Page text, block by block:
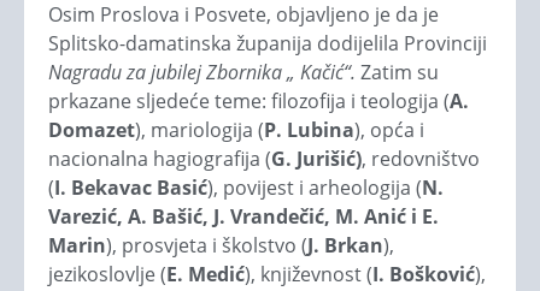
Osim Proslova i Posvete, objavljeno je da je
Splitsko-damatinska županija dodijelila Provinciji
Nagradu za jubilej Zbornika „ Kačić“. Zatim su
prkazane sljedeće teme: filozofija i teologija (A.
Domazet), mariologija (P. Lubina), opća i
nacionalna hagiografija (G. Jurišić), redovništvo
(I. Bekavac Basić), povijest i arheologija (N.
Varezić, A. Bašić, J. Vrandečić, M. Anić i E.
Marin), prosvjeta i školstvo (J. Brkan),
jezikoslovlje (E. Medić), književnost (I. Bošković),